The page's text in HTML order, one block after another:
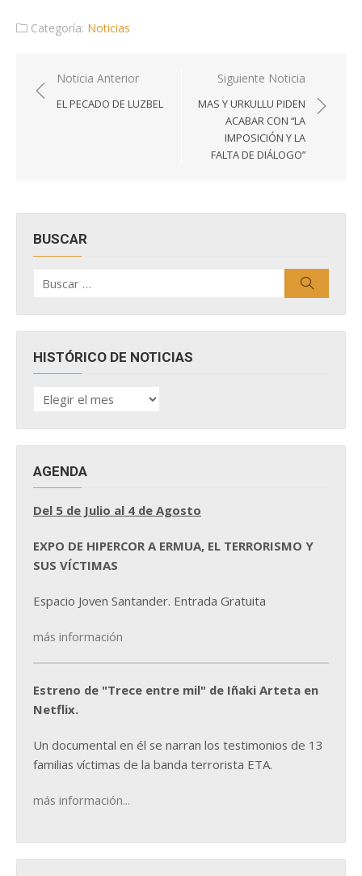
Categoría: Noticias
Navegación
de
Noticia Anterior
EL PECADO DE LUZBEL
Siguiente Noticia
MAS Y URKULLU PIDEN
ACABAR CON “LA
IMPOSICIÓN Y LA
FALTA DE DIÁLOGO”
BUSCAR
por:
HISTÓRICO DE NOTICIAS
HISTÓRICO
DE
AGENDA
Del 5 de Julio al 4 de Agosto
EXPO DE HIPERCOR A ERMUA, EL TERRORISMO Y
SUS VÍCTIMAS
Espacio Joven Santander. Entrada Gratuita
más información
Estreno de "Trece entre mil" de Iñaki Arteta en
Netflix.
Un documental en él se narran los testimonios de 13
familias víctimas de la banda terrorista ETA.
más información...